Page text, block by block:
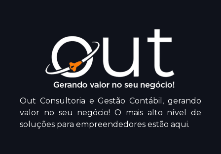
Out Consultoria e Gestão Contábil, gerando
valor no seu negócio! O mais alto nível de
soluções para empreendedores estão aqui.